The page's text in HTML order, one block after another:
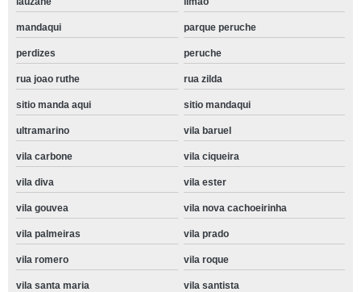
mandaqui parque peruche
perdizes peruche
rua joao ruthe rua zilda
sitio manda aqui sitio mandaqui
ultramarino vila baruel
vila carbone vila ciqueira
vila diva vila ester
vila gouvea vila nova cachoeirinha
vila palmeiras vila prado
vila romero vila roque
vila santa maria
vila santista